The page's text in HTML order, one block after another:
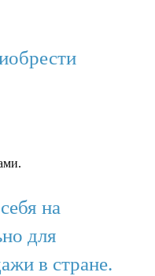
на
для
в стране.